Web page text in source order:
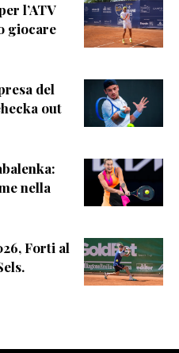
l’ATV
giocare
del
out
nella
Forti al